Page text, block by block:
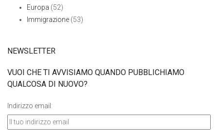
Europa (52)
Immigrazione (53)
NEWSLETTER
VUOI CHE TI AVVISIAMO QUANDO PUBBLICHIAMO
QUALCOSA DI NUOVO?
Indirizzo email: